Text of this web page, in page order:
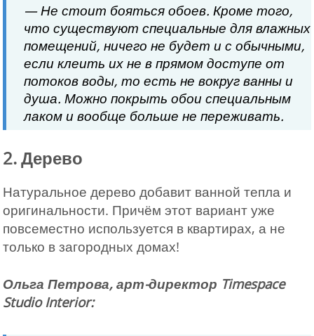
— Не стоит бояться обоев. Кроме того,
что существуют специальные для влажных
помещений, ничего не будет и с обычными,
если клеить их не в прямом доступе от
потоков воды, то есть не вокруг ванны и
душа. Можно покрыть обои специальным
лаком и вообще больше не переживать.
2. Дерево
Натуральное дерево добавит ванной тепла и
оригинальности. Причём этот вариант уже
повсеместно используется в квартирах, а не
только в загородных домах!
Ольга Петрова, арт-директор Timespace
Studio Interior: